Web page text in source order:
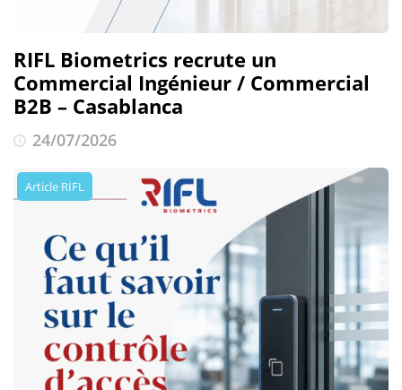
RIFL Biometrics recrute un
Commercial Ingénieur / Commercial
B2B – Casablanca
24/07/2026
Article RIFL